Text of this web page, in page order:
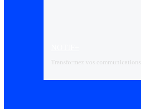
Transformez vos communications